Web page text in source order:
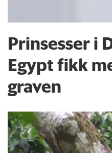
Prinsesser i
Egypt fikk
graven